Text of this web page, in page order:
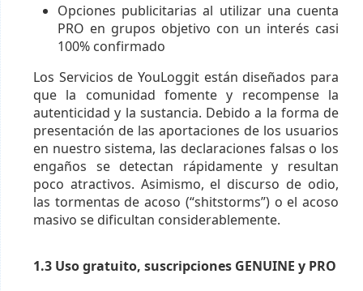
Opciones publicitarias al utilizar una cuenta
PRO en grupos objetivo con un interés casi
100% confirmado
Los Servicios de YouLoggit están diseñados para
que la comunidad fomente y recompense la
autenticidad y la sustancia. Debido a la forma de
presentación de las aportaciones de los usuarios
en nuestro sistema, las declaraciones falsas o los
engaños se detectan rápidamente y resultan
poco atractivos. Asimismo, el discurso de odio,
las tormentas de acoso (“shitstorms”) o el acoso
masivo se dificultan considerablemente.
1.3 Uso gratuito, suscripciones GENUINE y PRO